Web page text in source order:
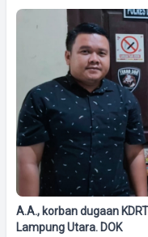
A.A., korban dugaan
Lampung Utara. DOK